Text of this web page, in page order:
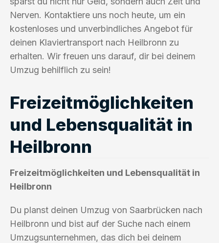
Nerven. Kontaktiere uns noch heute, um ein
kostenloses und unverbindliches Angebot für
deinen Klaviertransport nach Heilbronn zu
erhalten. Wir freuen uns darauf, dir bei deinem
Umzug behilflich zu sein!
Freizeitmöglichkeiten
und Lebensqualität in
Heilbronn
Freizeitmöglichkeiten und Lebensqualität in
Heilbronn
Du planst deinen Umzug von Saarbrücken nach
Heilbronn und bist auf der Suche nach einem
Umzugsunternehmen, das dich bei deinem